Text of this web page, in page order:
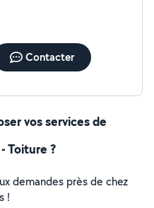
Contacter
vos services de
Toiture ?
demandes près de chez
!